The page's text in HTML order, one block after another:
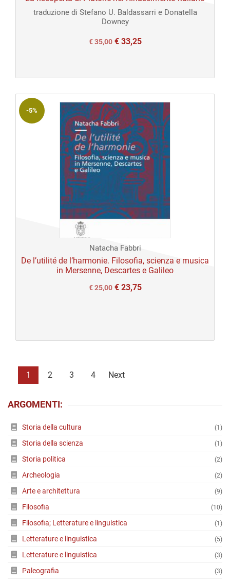
traduzione di Stefano U. Baldassarri e Donatella
Downey
Il
€ 35,00.
€35,00Il
€ 35,00.
€33,25
-5%
Natacha Fabbri
De l’utilité de l’harmonie. Filosofia, scienza e musica
in Mersenne, Descartes e Galileo
Il
€25,00Il€23,75
1 2 3 4 Next
ARGOMENTI:
Storia della cultura (1)
Storia della scienza (1)
Storia politica (2)
Archeologia (2)
Arte e architettura (9)
Filosofia (10)
Filosofia; Letterature e linguistica (1)
Letterature e linguistica (5)
Letterature e linguistica (3)
Paleografia (3)